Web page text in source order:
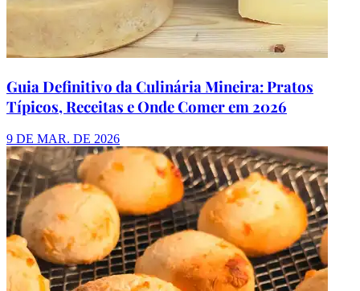
Guia Definitivo da Culinária Mineira: Pratos
Típicos, Receitas e Onde Comer em 2026
9 DE MAR. DE 2026